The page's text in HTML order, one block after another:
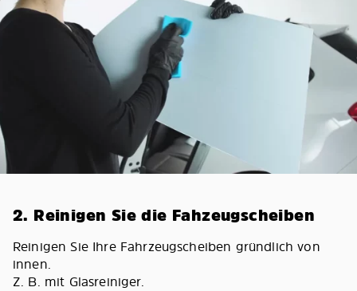
2. Reinigen Sie die Fahzeugscheiben
Reinigen Sie Ihre Fahrzeugscheiben gründlich von
innen.
Z. B. mit Glasreiniger.